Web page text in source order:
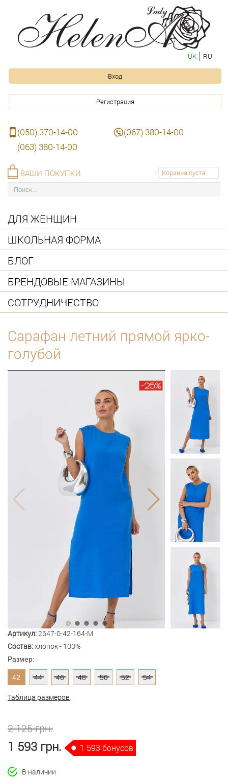
UK RU
Вход
Регистрация
(050) 370-14-00
(067) 380-14-00
(063) 380-14-00
Корзина пуста
ВАШИ ПОКУПКИ
ДЛЯ ЖЕНЩИН
ШКОЛЬНАЯ ФОРМА
БЛОГ
БРЕНДОВЫЕ МАГАЗИНЫ
СОТРУДНИЧЕСТВО
Сарафан летний прямой ярко-
голубой
Артикул:2647-0-42-164-M
Состав:хлопок - 100%
Размер:
42 44 46 48 50 52 54
Таблица размеров
2 125 грн.
1 593 грн. 1 593 бонусов
В наличии